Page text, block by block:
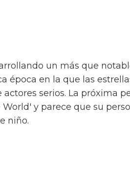
un más que
época en la que las
serios. La próxima
y parece que su
niño.